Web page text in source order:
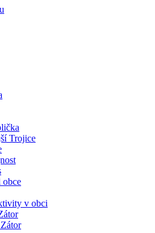
Trojice
obce
v obci